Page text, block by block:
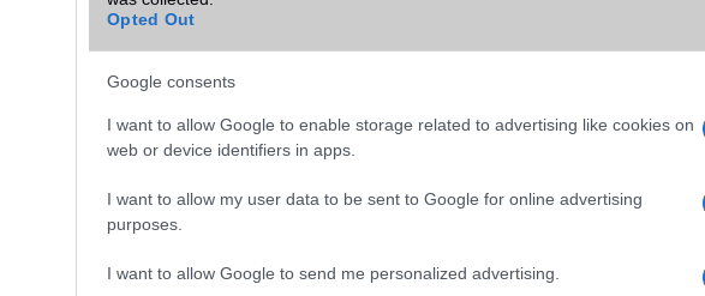
Opted Out
Google consents
I want to allow Google to enable storage related to advertising like cookies on
web or device identifiers in apps.
I want to allow my user data to be sent to Google for online advertising
purposes.
I want to allow Google to send me personalized advertising.
Wi-Fi (alap)g/b v6 (ax)
Wi-Fi extra
NFC Van